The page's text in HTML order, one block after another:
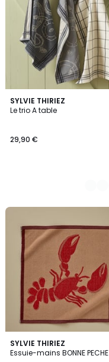
SYLVIE THIRIEZ
Le trio A table
29,90 €
2
Couleurs
SYLVIE THIRIEZ
Essuie-mains BONNE PECHE